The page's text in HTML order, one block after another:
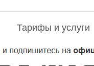
Тарифы и услуги